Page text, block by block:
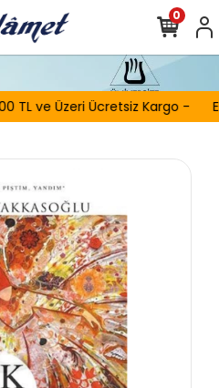
TL ve Üzeri Ücretsiz Kargo -
0